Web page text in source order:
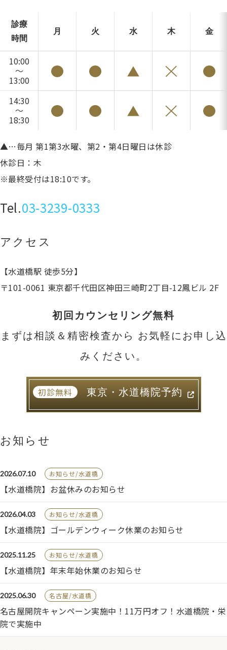
診療
時間
月 火 水 木 金
10:00
～
13:00
14:30
～
18:30
▲…毎月 第1第3水曜、第2・第4日曜日は休診
休診日：木
※最終受付は18:10です。
Tel.03-3239-0333
アクセス
【水道橋駅 徒歩5分】
〒101-0061 東京都千代田区神田三崎町2丁目-12鳳ビル 2F
初回カウンセリング無料
まずは相談＆精密検査から お気軽にお申し込
みください。
初診無料 東京・水道橋院予約
お知らせ
2026.07.10 お知らせ/水道橋
【水道橋院】お盆休みのお知らせ
2026.04.03 お知らせ/水道橋
【水道橋院】ゴールデンウィーク休業のお知らせ
2025.11.25 お知らせ/水道橋
【水道橋院】年末年始休業のお知らせ
2025.06.30 名古屋/水道橋
名古屋開院キャンペーン実施中！11万円オフ！水道橋院・栄
院で実施中